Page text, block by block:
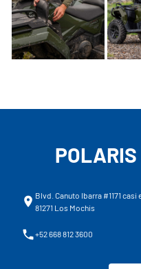
POLARIS
Blvd. Canuto Ibarra #1171
81271 Los Mochis
+52 668 812 3600